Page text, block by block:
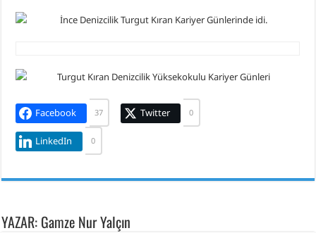
Facebook 37 Twitter 0
LinkedIn 0
YAZAR: Gamze Nur Yalçın